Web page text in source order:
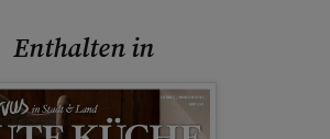
Enthalten in